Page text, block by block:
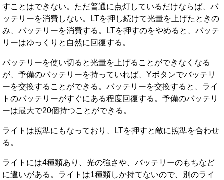
すことはできない。ただ普通に点灯しているだけならば、バ
ッテリーを消費しない。LTを押し続けて光量を上げたときの
み、バッテリーを消費する。LTを押すのをやめると、バッテ
リーはゆっくりと自然に回復する。
バッテリーを使い切ると光量を上げることができなくなる
が、予備のバッテリーを持っていれば、Yボタンでバッテリ
ーを交換することができる。バッテリーを交換すると、ライ
トのバッテリーがすぐにある程度回復する。予備のバッテリ
ーは最大で20個持つことができる。
ライトは照準にもなっており、LTを押すと敵に照準を合わせ
る。
ライトには4種類あり、光の強さや、バッテリーのもちなど
に違いがある。ライトは1種類しか持てないので、別のライ